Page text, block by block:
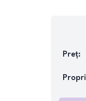
Preț: